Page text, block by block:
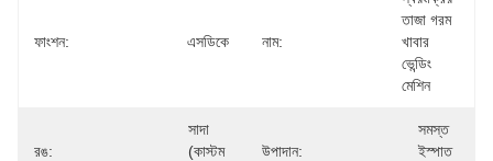
ফাংশন: এসডিকে নাম:
তাজা গরম
খাবার
ভেন্ডিং
মেশিন
রঙ:
সাদা
(কাস্টম
উপাদান:
সমস্ত
ইস্পাত